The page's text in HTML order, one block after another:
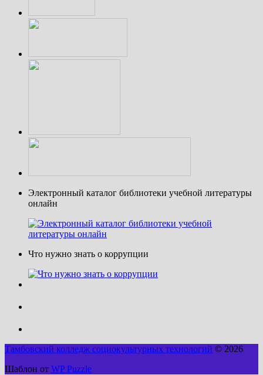
Электронный каталог библиотеки учебной литературы
онлайн
Что нужно знать о коррупции
Тамбовский колледж социокультурных технологий © 2026
Шаблон от WP Puzzle